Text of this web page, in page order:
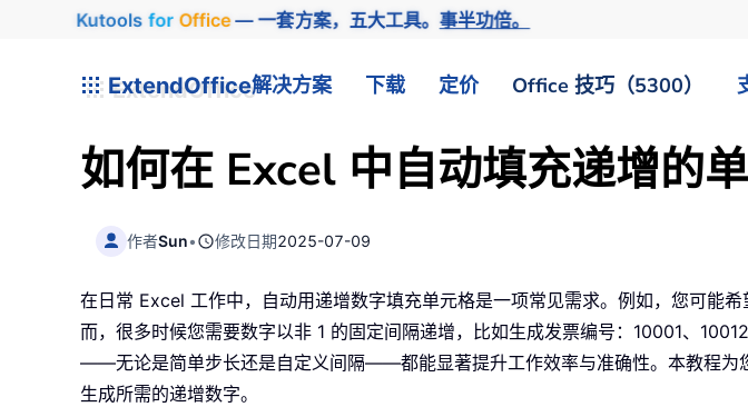
Kutools for Office— 一套方案，五大工具。事半功倍。
ExtendOffice解决方案 下载 定价 Office 技巧（5300）
如何在 Excel 中自动填充递增的单
作者Sun• 修改日期2025-07-09
在日常 Excel 工作中，自动用递增数字填充单元格是一项常见需求。例如，您可能
而，很多时候您需要数字以非 1 的固定间隔递增，比如生成发票编号：10001、
——无论是简单步长还是自定义间隔——都能显著提升工作效率与准确性。本教程为
生成所需的递增数字。